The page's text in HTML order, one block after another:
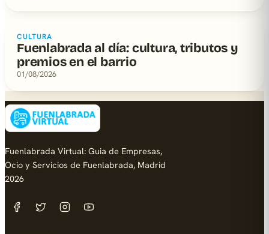
CULTURA
Fuenlabrada al día: cultura, tributos y
premios en el barrio
01/08/2026
Fuenlabrada Virtual: Guia de Empresas,
Ocio y Servicios de Fuenlabrada, Madrid
2026